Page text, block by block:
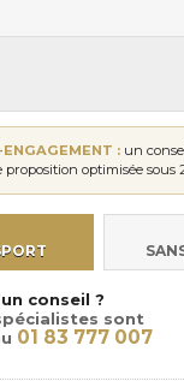
: un
optimisée sous
conseil ?
sont
01 83 777 007